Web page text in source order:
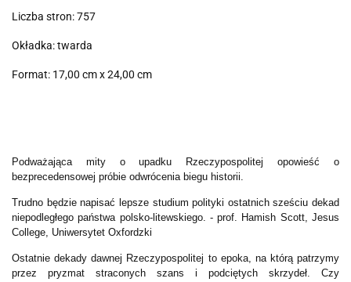
Liczba stron: 757
Okładka: twarda
Format: 17,00 cm x 24,00 cm
Podważająca mity o upadku Rzeczypospolitej opowieść o
bezprecedensowej próbie odwrócenia biegu historii.
Trudno będzie napisać lepsze studium polityki ostatnich sześciu dekad
niepodległego państwa polsko-litewskiego. - prof. Hamish Scott, Jesus
College, Uniwersytet Oxfordzki
Ostatnie dekady dawnej Rzeczypospolitej to epoka, na którą patrzymy
przez pryzmat straconych szans i podciętych skrzydeł. Czy